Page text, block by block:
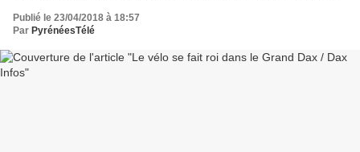
Publié le 23/04/2018 à 18:57
Par PyrénéesTélé